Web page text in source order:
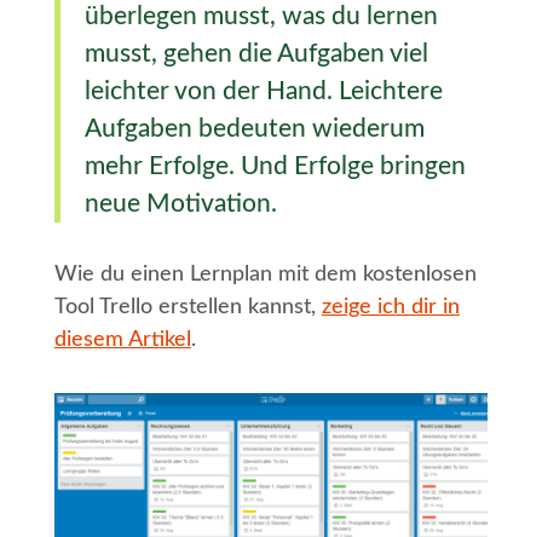
überlegen musst, was du lernen
musst, gehen die Aufgaben viel
leichter von der Hand. Leichtere
Aufgaben bedeuten wiederum
mehr Erfolge. Und Erfolge bringen
neue Motivation.
Wie du einen Lernplan mit dem kostenlosen
Tool Trello erstellen kannst, zeige ich dir in
diesem Artikel .